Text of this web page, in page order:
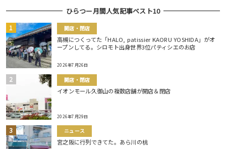
ひらつー月間人気記事ベスト10
開店・閉店
高槻につくってた「HALO, patissier KAORU YOSHIDA」がオ
ープンしてる。シロモト出身世界3位パティシエのお店
2026年7月26日
開店・閉店
イオンモール久御山の複数店舗が開店＆閉店
2026年7月29日
ニュース
宮之阪に行列できてた。あら川の桃